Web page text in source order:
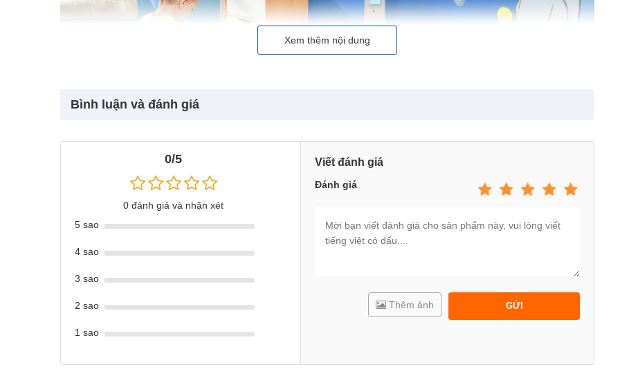
Xem thêm nội dung
Bình luận và đánh giá
0/5
0 đánh giá và nhận xét
5 sao
4 sao
3 sao
2 sao
1 sao
Viết đánh giá
Đánh giá
GỬI
Thêm ảnh